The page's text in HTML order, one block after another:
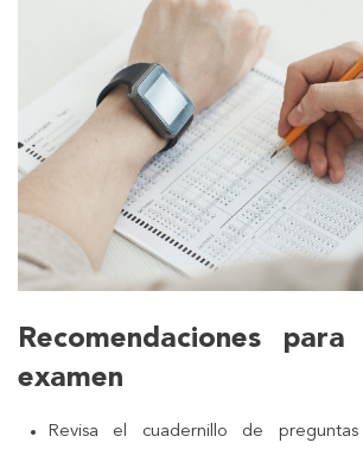
Recomendaciones
examen
Revisa el cuadernillo de